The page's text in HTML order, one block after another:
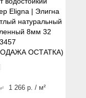
Eligna | Элигна
натуральный
8мм 32
ОСТАТКА)
1 266 р. / м²